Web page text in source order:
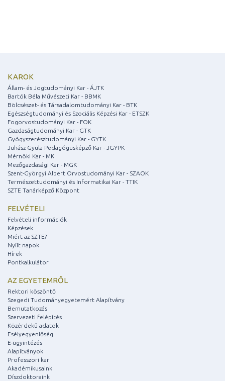
KAROK
Állam- és Jogtudományi Kar - ÁJTK
Bartók Béla Művészeti Kar - BBMK
Bölcsészet- és Társadalomtudományi Kar - BTK
Egészségtudományi és Szociális Képzési Kar - ETSZK
Fogorvostudományi Kar - FOK
Gazdaságtudományi Kar - GTK
Gyógyszerésztudományi Kar - GYTK
Juhász Gyula Pedagógusképző Kar - JGYPK
Mérnöki Kar - MK
Mezőgazdasági Kar - MGK
Szent-Györgyi Albert Orvostudományi Kar - SZAOK
Természettudományi és Informatikai Kar - TTIK
SZTE Tanárképző Központ
FELVÉTELI
Felvételi információk
Képzések
Miért az SZTE?
Nyílt napok
Hírek
Pontkalkulátor
AZ EGYETEMRŐL
Rektori köszöntő
Szegedi Tudományegyetemért Alapítvány
Bemutatkozás
Szervezeti felépítés
Közérdekű adatok
Esélyegyenlőség
E-ügyintézés
Alapítványok
Professzori kar
Akadémikusaink
Díszdoktoraink